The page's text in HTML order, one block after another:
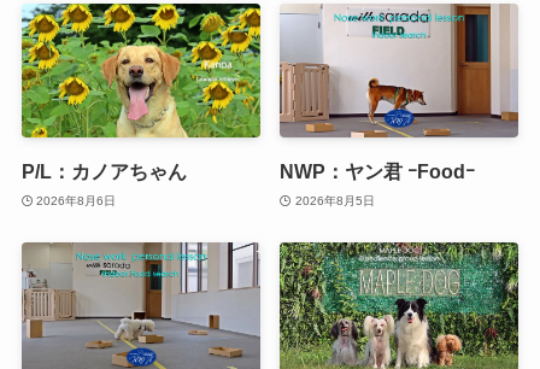
P/L：カノアちゃん
2026年8月6日
NWP：ヤン君 ｰFoodｰ
2026年8月5日